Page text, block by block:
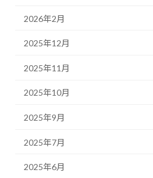
2026年2月
2025年12月
2025年11月
2025年10月
2025年9月
2025年7月
2025年6月